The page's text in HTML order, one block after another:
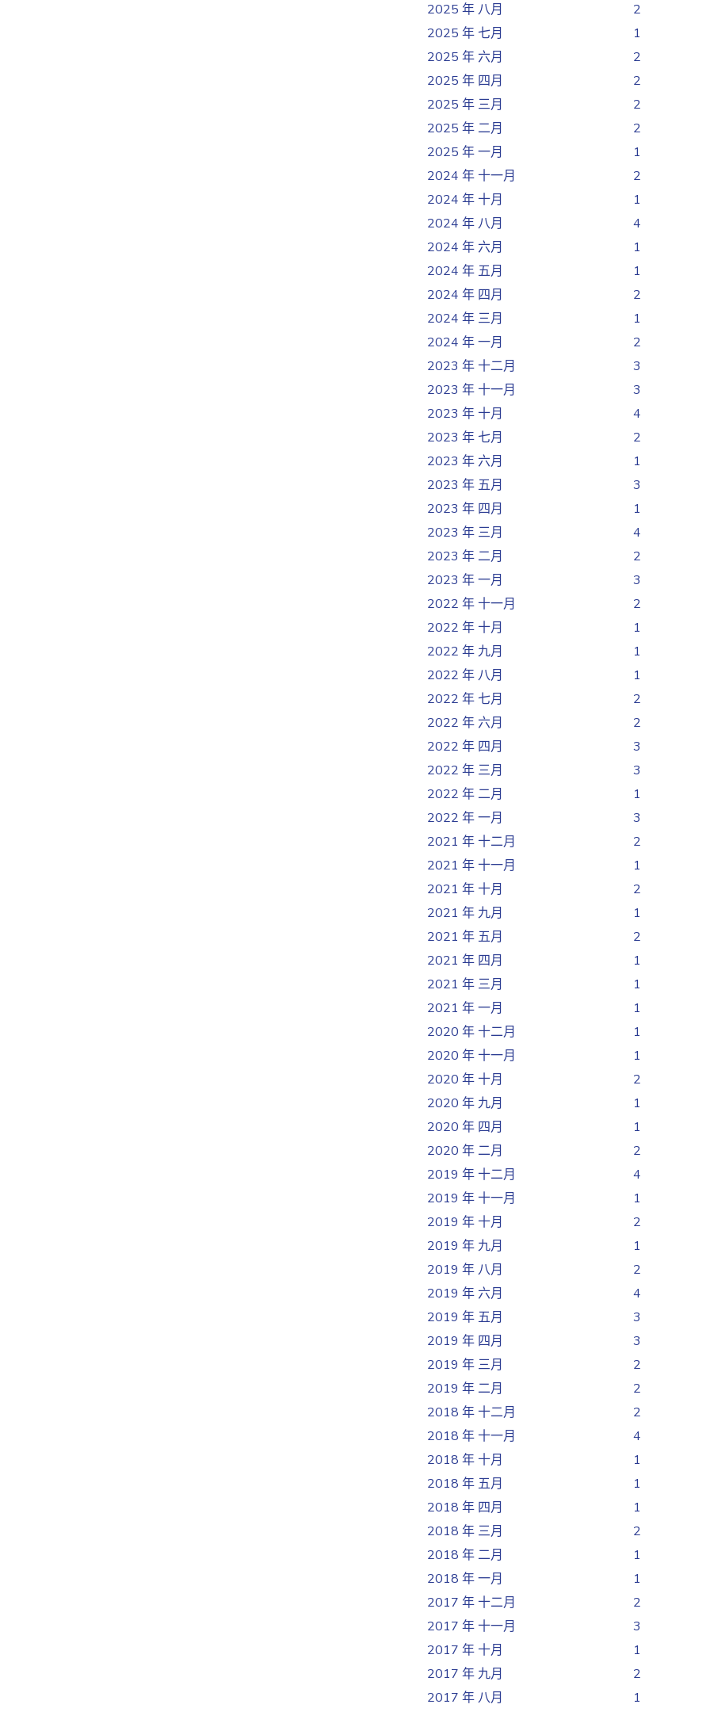
2025 年 八月
2
2025 年 七月
1
2025 年 六月
2
2025 年 四月
2
2025 年 三月
2
2025 年 二月
2
2025 年 一月
1
2024 年 十一月
2
2024 年 十月
1
2024 年 八月
4
2024 年 六月
1
2024 年 五月
1
2024 年 四月
2
2024 年 三月
1
2024 年 一月
2
2023 年 十二月
3
2023 年 十一月
3
2023 年 十月
4
2023 年 七月
2
2023 年 六月
1
2023 年 五月
3
2023 年 四月
1
2023 年 三月
4
2023 年 二月
2
2023 年 一月
3
2022 年 十一月
2
2022 年 十月
1
2022 年 九月
1
2022 年 八月
1
2022 年 七月
2
2022 年 六月
2
2022 年 四月
3
2022 年 三月
3
2022 年 二月
1
2022 年 一月
3
2021 年 十二月
2
2021 年 十一月
1
2021 年 十月
2
2021 年 九月
1
2021 年 五月
2
2021 年 四月
1
2021 年 三月
1
2021 年 一月
1
2020 年 十二月
1
2020 年 十一月
1
2020 年 十月
2
2020 年 九月
1
2020 年 四月
1
2020 年 二月
2
2019 年 十二月
4
2019 年 十一月
1
2019 年 十月
2
2019 年 九月
1
2019 年 八月
2
2019 年 六月
4
2019 年 五月
3
2019 年 四月
3
2019 年 三月
2
2019 年 二月
2
2018 年 十二月
2
2018 年 十一月
4
2018 年 十月
1
2018 年 五月
1
2018 年 四月
1
2018 年 三月
2
2018 年 二月
1
2018 年 一月
1
2017 年 十二月
2
2017 年 十一月
3
2017 年 十月
1
2017 年 九月
2
2017 年 八月
1